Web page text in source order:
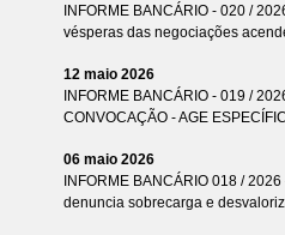
INFORME BANCÁRIO - 020 /
vésperas das negociações
12 maio 2026
INFORME BANCÁRIO - 019 /
CONVOCAÇÃO - AGE
06 maio 2026
INFORME BANCÁRIO 018 /
denuncia sobrecarga e